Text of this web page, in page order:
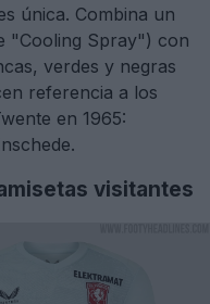
única. Combina un
"Cooling Spray") con
verdes y negras
referencia a los
en 1965:
visitantes